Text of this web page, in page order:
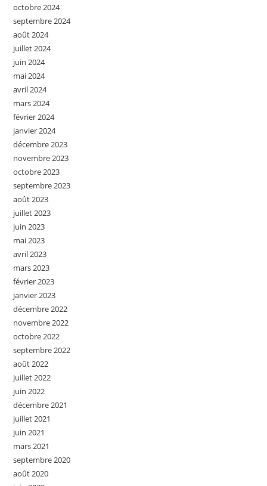
octobre 2024
septembre 2024
août 2024
juillet 2024
juin 2024
mai 2024
avril 2024
mars 2024
février 2024
janvier 2024
décembre 2023
novembre 2023
octobre 2023
septembre 2023
août 2023
juillet 2023
juin 2023
mai 2023
avril 2023
mars 2023
février 2023
janvier 2023
décembre 2022
novembre 2022
octobre 2022
septembre 2022
août 2022
juillet 2022
juin 2022
décembre 2021
juillet 2021
juin 2021
mars 2021
septembre 2020
août 2020